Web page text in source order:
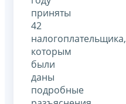
приняты
42
налогоплательщика,
которым
были
даны
подробные